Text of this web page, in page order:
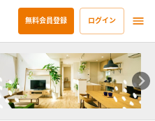
無料会員登録 ログイン